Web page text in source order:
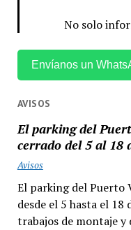
No solo
Envíanos un
AVISOS
El parking del
cerrado del 5 al 18
Avisos
El parking del Puerto
desde el 5 hasta el
trabajos de montaje y